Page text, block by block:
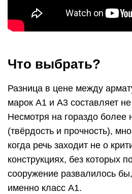
Что выбрать?
Разница в цене между
марок А1 и А3 составляет
Несмотря на гораздо более
(твёрдость и прочность),
когда речь заходит не о
конструкциях, без которых
сооружение развалилось
именно класс А1.